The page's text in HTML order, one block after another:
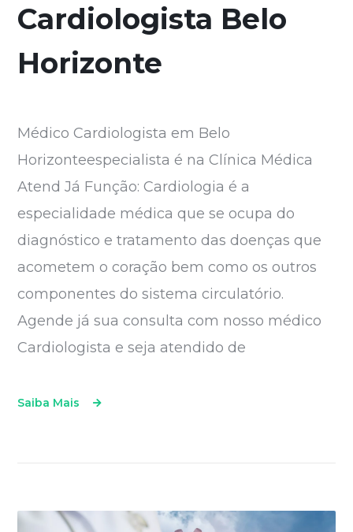
Cardiologista Belo
Horizonte
Médico Cardiologista em Belo
Horizonteespecialista é na Clínica Médica
Atend Já Função: Cardiologia é a
especialidade médica que se ocupa do
diagnóstico e tratamento das doenças que
acometem o coração bem como os outros
componentes do sistema circulatório.
Agende já sua consulta com nosso médico
Cardiologista e seja atendido de
Saiba Mais